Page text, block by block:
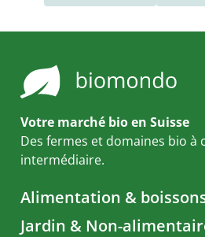
Votre marché bio en Suisse
Des fermes et domaines bio à
intermédiaire.
Alimentation &
Jardin & Non-